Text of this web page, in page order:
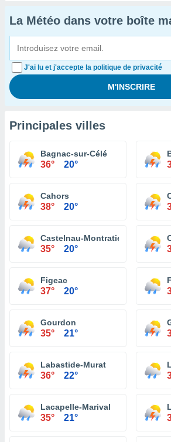
La Météo dans votre boîte
J'ai lu et j'accepte la politique de privacité
Principales villes
Bagnac-sur-Célé
36° 20°
Cahors
38° 20°
Castelnau-Montratier
35° 20°
Figeac
37° 20°
Gourdon
35° 21°
Labastide-Murat
36° 22°
Lacapelle-Marival
35° 21°